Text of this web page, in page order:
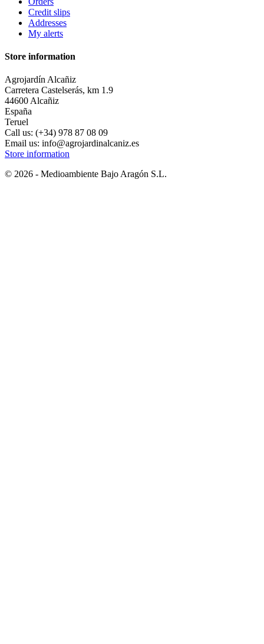
Credit slips
Addresses
My alerts
Store information
Agrojardín Alcañiz
Carretera Castelserás, km 1.9
44600 Alcañiz
España
Teruel
Call us: (+34) 978 87 08 09
Email us: info@agrojardinalcaniz.es
Store information
© 2026 - Medioambiente Bajo Aragón S.L.